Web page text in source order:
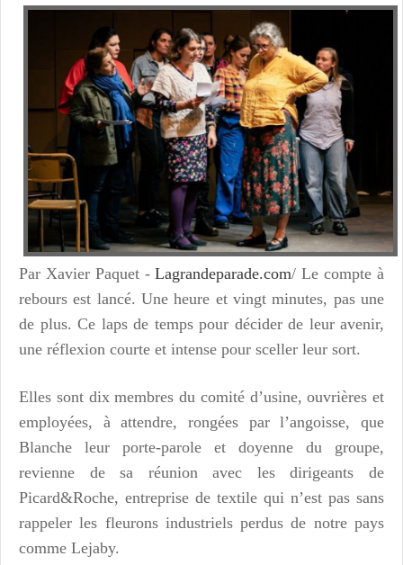
Par Xavier Paquet -Lagrandeparade.com/ Le compte à
rebours est lancé. Une heure et vingt minutes, pas une
de plus. Ce laps de temps pour décider de leur avenir,
une réflexion courte et intense pour sceller leur sort.
Elles sont dix membres du comité d’usine, ouvrières et
employées, à attendre, rongées par l’angoisse, que
Blanche leur porte-parole et doyenne du groupe,
revienne de sa réunion avec les dirigeants de
Picard&Roche, entreprise de textile qui n’est pas sans
rappeler les fleurons industriels perdus de notre pays
comme Lejaby.